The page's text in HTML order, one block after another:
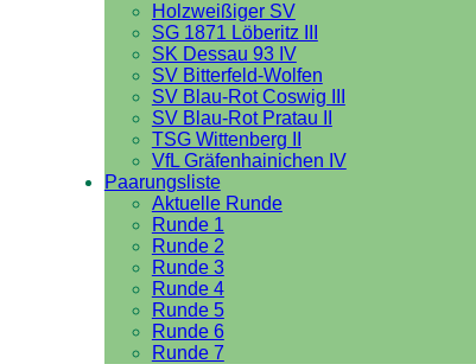
Holzweißiger SV
SG 1871 Löberitz III
SK Dessau 93 IV
SV Bitterfeld-Wolfen
SV Blau-Rot Coswig III
SV Blau-Rot Pratau II
TSG Wittenberg II
VfL Gräfenhainichen IV
Paarungsliste
Aktuelle Runde
Runde 1
Runde 2
Runde 3
Runde 4
Runde 5
Runde 6
Runde 7